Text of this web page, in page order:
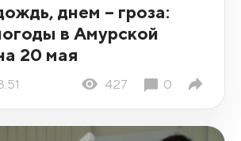
днем – гроза:
в Амурской
20 мая
427 0